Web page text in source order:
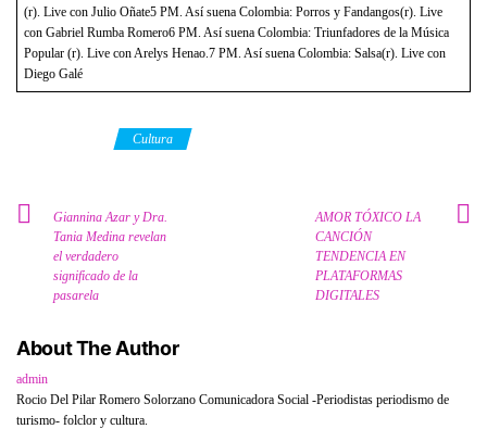
(r). Live con Julio Oñate5 PM. Así suena Colombia: Porros y Fandangos(r). Live
con Gabriel Rumba Romero6 PM. Así suena Colombia: Triunfadores de la Música
Popular (r). Live con Arelys Henao.7 PM. Así suena Colombia: Salsa(r). Live con
Diego Galé
Cultura
Giannina Azar y Dra.
Tania Medina revelan
el verdadero
significado de la
pasarela
AMOR TÓXICO LA
CANCIÓN
TENDENCIA EN
PLATAFORMAS
DIGITALES
About The Author
admin
Rocio Del Pilar Romero Solorzano Comunicadora Social -Periodistas periodismo de
turismo- folclor y cultura.